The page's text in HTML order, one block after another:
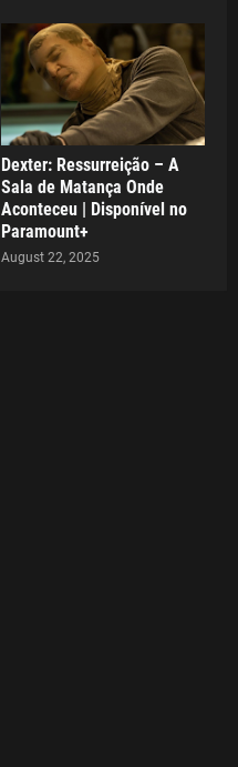
Dexter: Ressurreição – A
Sala de Matança Onde
Aconteceu | Disponível no
Paramount+
August 22, 2025